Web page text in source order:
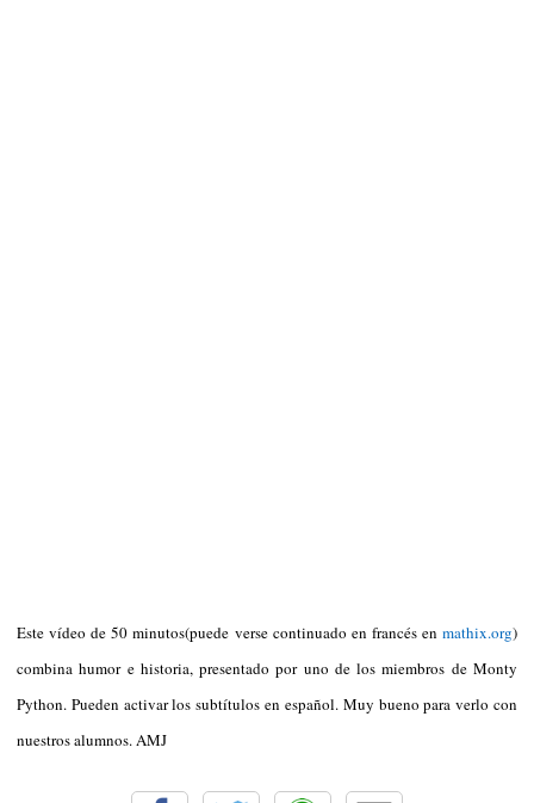
Este vídeo de 50 minutos(puede verse continuado en francés en mathix.org)
combina humor e historia, presentado por uno de los miembros de Monty
Python. Pueden activar los subtítulos en español. Muy bueno para verlo con
nuestros alumnos. AMJ